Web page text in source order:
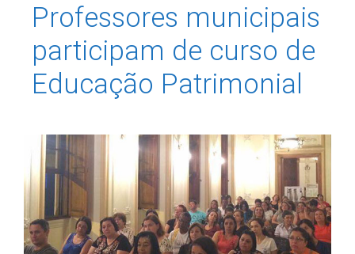
Professores municipais
participam de curso de
Educação Patrimonial